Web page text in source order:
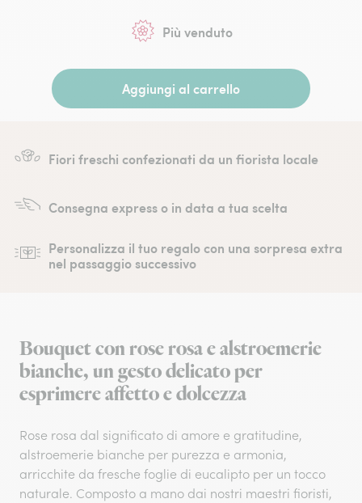
Più venduto
Aggiungi al carrello
Fiori freschi confezionati da un fiorista locale
Consegna express o in data a tua scelta
Personalizza il tuo regalo con una sorpresa extra
nel passaggio successivo
Bouquet con rose rosa e alstroemerie
bianche, un gesto delicato per
esprimere affetto e dolcezza
Rose rosa dal significato di amore e gratitudine,
alstroemerie bianche per purezza e armonia,
arricchite da fresche foglie di eucalipto per un tocco
naturale. Composto a mano dai nostri maestri fioristi,